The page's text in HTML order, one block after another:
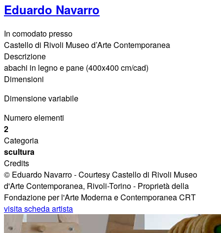
Eduardo Navarro
In comodato presso
Castello di Rivoli Museo d’Arte Contemporanea
Descrizione
abachi in legno e pane (400x400 cm/cad)
Dimensioni
Dimensione variabile
Numero elementi
2
Categoria
scultura
Credits
© Eduardo Navarro - Courtesy Castello di Rivoli Museo
d'Arte Contemporanea, Rivoli-Torino - Proprietà della
Fondazione per l'Arte Moderna e Contemporanea CRT
visita scheda artista